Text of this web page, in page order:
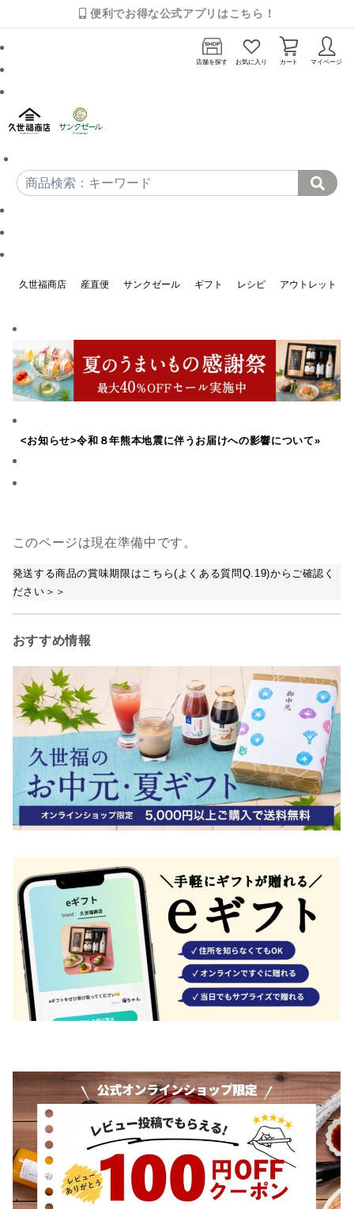
便利でお得な公式アプリはこちら！
店舗を探す お気に入り カート マイページ
久世福商店 産直便 サンクゼール ギフト レシピ アウトレット
<お知らせ>令和８年熊本地震に伴うお届けへの影響について»
このページは現在準備中です。
発送する商品の賞味期限はこちら(よくある質問Q.19)からご確認く
ださい＞＞
おすすめ情報